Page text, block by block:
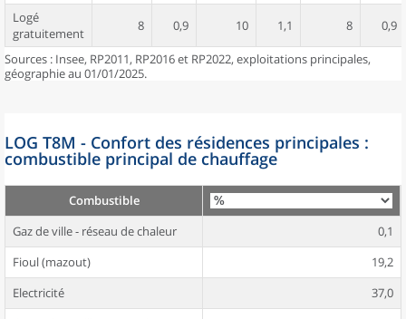
Logé
gratuitement
8 0,9 10 1,1 8 0,9
Sources : Insee, RP2011, RP2016 et RP2022, exploitations principales,
géographie au 01/01/2025.
LOG T8M - Confort des résidences principales :
combustible principal de chauffage
Combustible
Gaz de ville - réseau de chaleur
0,1
Fioul (mazout)
19,2
Electricité
37,0